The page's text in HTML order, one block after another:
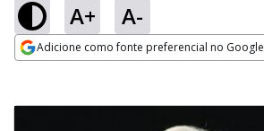
A+ A-
Adicione como fonte preferencial no Google